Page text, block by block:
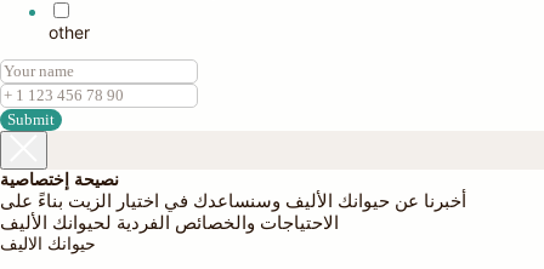
other
Submit
نصيحة إختصاصية
أخبرنا عن حيوانك الأليف وسنساعدك في اختيار الزيت بناءً على
الاحتياجات والخصائص الفردية لحيوانك الأليف
حيوانك الاليف